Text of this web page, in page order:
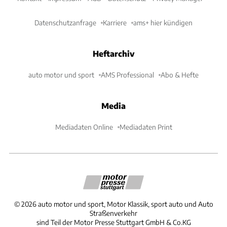
Datenschutzanfrage Karriere ams+ hier kündigen
Heftarchiv
auto motor und sport AMS Professional Abo & Hefte
Media
Mediadaten Online Mediadaten Print
©2026 auto motor und sport, Motor Klassik, sport auto und Auto
Straßenverkehr
sind Teil der Motor Presse Stuttgart GmbH & Co.KG